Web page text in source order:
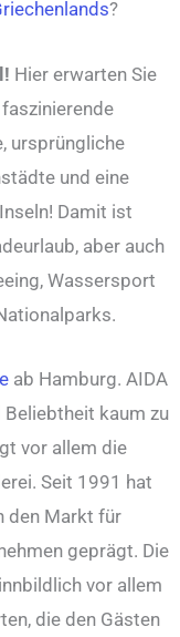
?
Hier erwarten Sie
ursprüngliche
und eine
Damit ist
aber auch
Wassersport
ab Hamburg. AIDA
kaum zu
vor allem die
Seit 1991 hat
den Markt für
geprägt. Die
vor allem
die den Gästen